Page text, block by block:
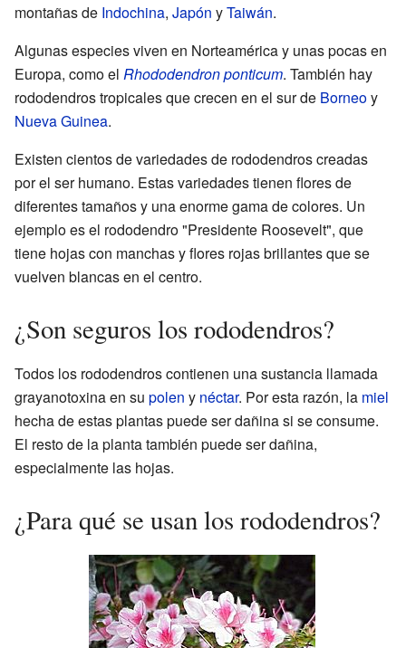
montañas de Indochina, Japón yTaiwán.
Algunas especies viven en Norteamérica y unas pocas en
Europa, como el Rhododendron ponticum. También hay
rododendros tropicales que crecen en el sur de Borneoy
Nueva Guinea.
Existen cientos de variedades de rododendros creadas
por el ser humano. Estas variedades tienen flores de
diferentes tamaños y una enorme gama de colores. Un
ejemplo es el rododendro "Presidente Roosevelt", que
tiene hojas con manchas y flores rojas brillantes que se
vuelven blancas en el centro.
¿Son seguros los rododendros?
Todos los rododendros contienen una sustancia llamada
grayanotoxina en su polen y néctar. Por esta razón, la miel
hecha de estas plantas puede ser dañina si se consume.
El resto de la planta también puede ser dañina,
especialmente las hojas.
¿Para qué se usan los rododendros?